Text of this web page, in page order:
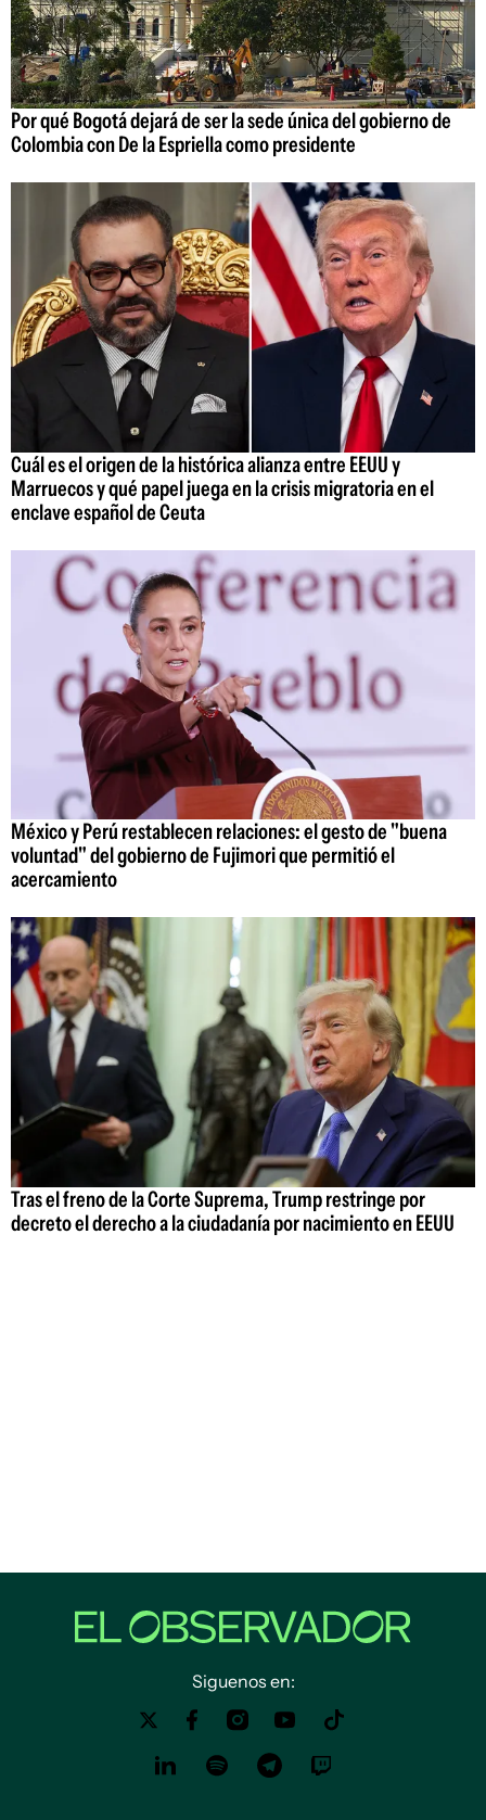
Por qué Bogotá dejará de ser la sede única del gobierno de
Colombia con De la Espriella como presidente
Cuál es el origen de la histórica alianza entre EEUU y
Marruecos y qué papel juega en la crisis migratoria en el
enclave español de Ceuta
México y Perú restablecen relaciones: el gesto de "buena
voluntad" del gobierno de Fujimori que permitió el
acercamiento
Tras el freno de la Corte Suprema, Trump restringe por
decreto el derecho a la ciudadanía por nacimiento en EEUU
Siguenos en: